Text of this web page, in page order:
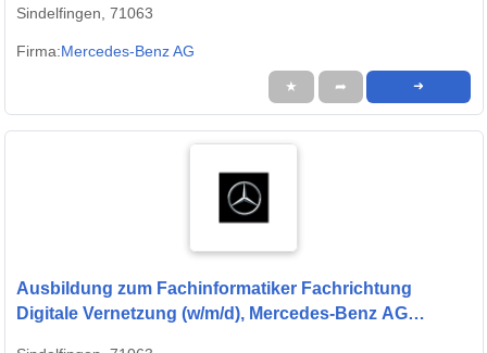
Sindelfingen, 71063
Firma:Mercedes-Benz AG
★ ➦ ➜
Ausbildung zum Fachinformatiker Fachrichtung
Digitale Vernetzung (w/m/d), Mercedes-Benz AG